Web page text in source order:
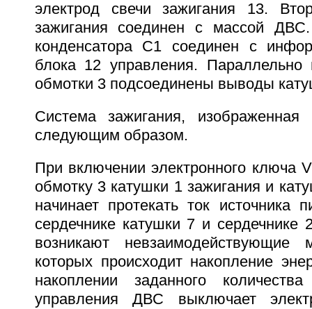
электрод свечи зажигания 13.
зажигания соединен с массой
конденсатора С1 соединен с
блока 12 управления. Параллельно
обмотки 3 подсоединены выводы
Система зажигания,
следующим образом.
При включении электронного ключа
обмотку 3 катушки 1 зажигания и
начинает протекать ток источника
сердечнике катушки 7 и сердечнике
возникают
которых происходит накопление
накоплении заданного
управления ДВС выключает